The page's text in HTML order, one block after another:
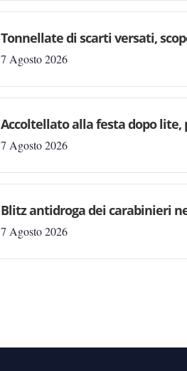
Tonnellate di scarti versati,
7 Agosto 2026
Accoltellato alla festa dopo lite,
7 Agosto 2026
Blitz antidroga dei carabinieri
7 Agosto 2026